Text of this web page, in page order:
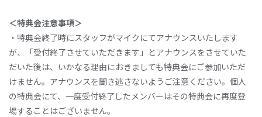
＜特典会注意事項＞
・特典会終了時にスタッフがマイクにてアナウンスいたします
が、「受付終了させていただきます」とアナウンスをさせていた
だいた後は、いかなる理由におきましても特典会にご参加いただ
けません。アナウンスを聞き逃さないようご注意ください。個人
の特典会にて、一度受付終了したメンバーはその特典会に再度登
場することはございません。